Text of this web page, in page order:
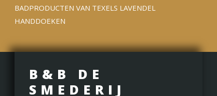
BADPRODUCTEN VAN TEXELS LAVENDEL
HANDDOEKEN
B&B DE
SMEDERIJ